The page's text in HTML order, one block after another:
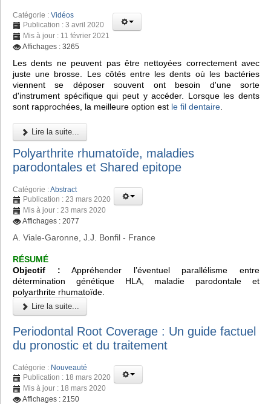
Catégorie : Vidéos
Publication : 3 avril 2020
Mis à jour : 11 février 2021
Affichages : 3265
Les dents ne peuvent pas être nettoyées correctement avec
juste une brosse. Les côtés entre les dents où les bactéries
viennent se déposer souvent ont besoin d'une sorte
d'instrument spécifique qui peut y accéder. Lorsque les dents
sont rapprochées, la meilleure option est le fil dentaire
Lire la suite...
Polyarthrite rhumatoïde, maladies
parodontales et Shared epitope
Catégorie :Abstract
Publication : 23 mars 2020
Mis à jour : 23 mars 2020
Affichages : 2077
A. Viale-Garonne, J.J. Bonfil - France
RÉSUMÉ
Objectif : Appréhender l’éventuel parallélisme entre
détermination génétique HLA, maladie parodontale et
polyarthrite rhumatoïde.
Lire la suite...
Periodontal Root Coverage : Un guide factuel
du pronostic et du traitement
Catégorie : Nouveauté
Publication : 18 mars 2020
Mis à jour : 18 mars 2020
Affichages : 2150